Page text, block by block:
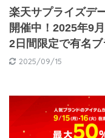
楽天サプライズデ
開催中！2025年9
2日間限定で有名
2025/09/15